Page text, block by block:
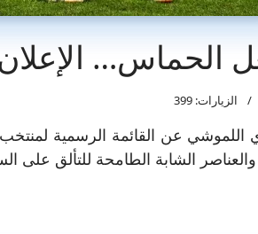
الحماس…
الزيارات: 399
عن القائمة الرسمية